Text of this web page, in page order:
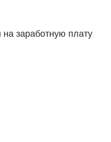
заработную плату